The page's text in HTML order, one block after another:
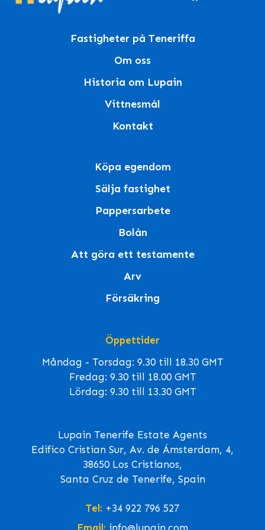
Fastigheter på Teneriffa
Om oss
Historia om Lupain
Vittnesmål
Kontakt
Köpa egendom
Sälja fastighet
Pappersarbete
Bolån
Att göra ett testamente
Arv
Försäkring
Öppettider
Måndag - Torsdag: 9.30 till 18.30 GMT
Fredag: 9.30 till 18.00 GMT
Lördag: 9.30 till 13.30 GMT
Lupain Tenerife Estate Agents
Edifico Cristian Sur, Av. de Ámsterdam, 4,
38650 Los Cristianos,
Santa Cruz de Tenerife, Spain
Tel: +34 922 796 527
Email: info@lupain.com